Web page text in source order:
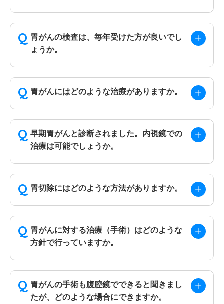
胃がんの検査は、毎年受けた方が良いでし
ょうか。
胃がんにはどのような治療がありますか。
早期胃がんと診断されました。内視鏡での
治療は可能でしょうか。
胃切除にはどのような方法がありますか。
胃がんに対する治療（手術）はどのような
方針で行っていますか。
胃がんの手術も腹腔鏡でできると聞きまし
たが、どのような場合にできますか。